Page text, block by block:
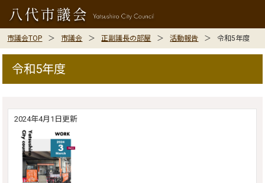
市議会TOP 市議会 正副議長の部屋 活動報告 令和5年度
令和5年度
2024年4月1日更新